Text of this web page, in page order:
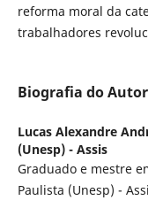
reforma moral da
trabalhadores
Biografia do Autor
Lucas Alexandre
(Unesp) - Assis
Graduado e mestre
Paulista (Unesp) -